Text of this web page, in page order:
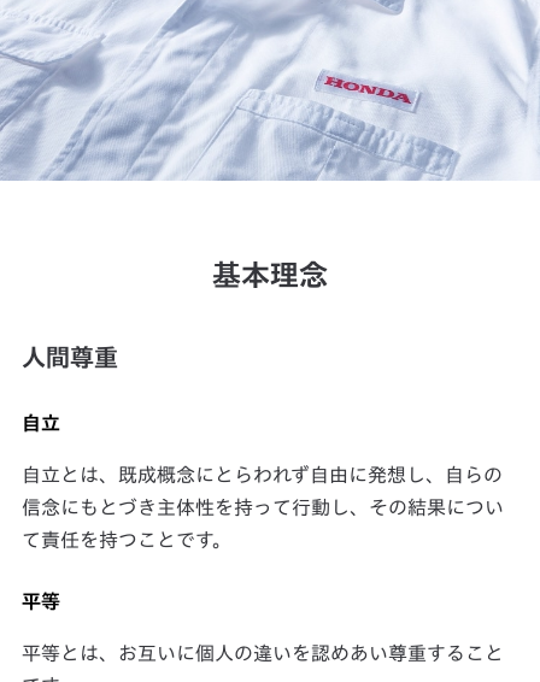
基本理念
人間尊重
自立
自立とは、既成概念にとらわれず自由に発想し、自らの
信念にもとづき主体性を持って行動し、その結果につい
て責任を持つことです。
平等
平等とは、お互いに個人の違いを認めあい尊重すること